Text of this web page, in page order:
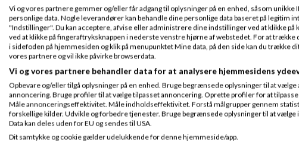
Generelt kan man dog
kunne tjene flere penge
drevet af kundesalg mere
kit skal modsvare det du
3). Hvad angår tøjstil og
det skader ikke nogen
foretningsfolk også, netop
sagten have en casual
Faktisk kan jeg huske et
hvordan han var istand til
han ikke begyndte at
andre ord først da han
folk.
Vi og vores partnere gemmer og/eller får adgang til oplysninger på en enhed, såsom
personlige data. Nogle leverandører kan behandle dine personlige data baseret på legitim
"Indstillinger". Du kan acceptere, afvise eller administrere dine indstillinger ved at klikke
ved at klikke på fingeraftryksknappen i nederste venstre hjørne af webstedet. For at
i sidefoden på hjemmesiden og klik på menupunktet Mine data, på den side kan du trække
vores partnere og vil ikke påvirke browserdata.
Vi og vores partnere behandler data for at analysere hjemmesidens
Opbevare og/eller tilgå oplysninger på en enhed. Bruge begrænsede oplysninger til at
annoncering. Bruge profiler til at vælge tilpasset annoncering. Oprette profiler for at
Måle annonceringseffektivitet. Måle indholdseffektivitet. Forstå målgrupper gennem
forskellige kilder. Udvikle og forbedre tjenester. Bruge begrænsede oplysninger til at vælge
Data kan deles uden for EU og sendes til USA.
Dit samtykke og cookie gælder udelukkende for denne hjemmeside/app.